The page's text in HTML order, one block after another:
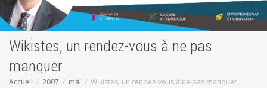
Wikistes, un rendez-vous à ne pas
manquer
Accueil 2007 mai
Wikistes, un rendez-vous à ne pas manquer